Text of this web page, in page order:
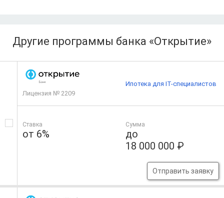
Другие программы банка «Открытие»
Лицензия № 2209
Ставка
от 6%
Сумма
до
18 000 000 ₽
Отправить заявку
Ипотека для IT-специалистов